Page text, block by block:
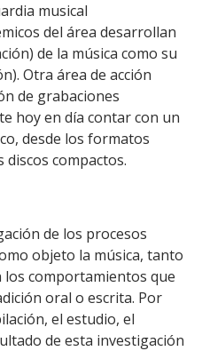
musical
del área desarrollan
de la música como su
Otra área de acción
de grabaciones
hoy en día contar con un
desde los formatos
compactos.
de los procesos
objeto la música, tanto
comportamientos que
oral o escrita. Por
el estudio, el
de esta investigación